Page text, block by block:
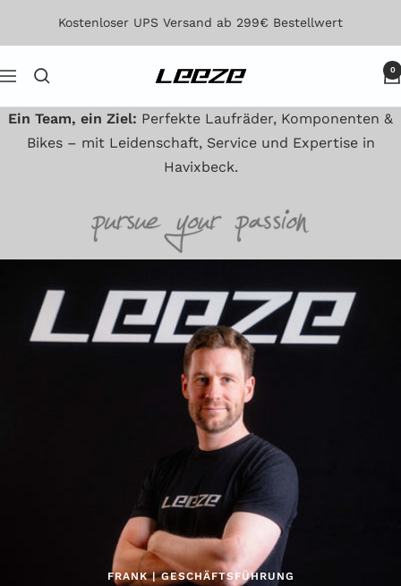
Kostenloser UPS Versand ab 299€ Bestellwert
Navigation Leeze 0
Ein Team, ein Ziel: Perfekte Laufräder, Komponenten &
Bikes – mit Leidenschaft, Service und Expertise in
Havixbeck.
FRANK | GESCHÄFTSFÜHRUNG